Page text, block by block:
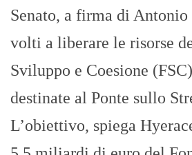
Senato, a firma di
volti a liberare le risorse
Sviluppo e Coesione
destinate al Ponte sullo
L’obiettivo, spiega